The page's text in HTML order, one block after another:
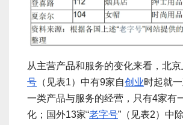
从主营产品和服务的变化来看，北
号 （见表1）中有9家自创业时起就
一类产品与服务的经营，只有4家有
化；国外13家“老字号”（见表2）中